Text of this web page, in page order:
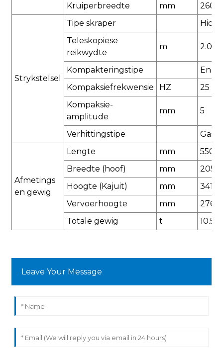
Kruiperbreedte
mm 260
Strykstelsel
Tipe skraper
Teleskopiese
reikwydte
m 2.0～
Kompakteringstipe
Kompaksiefrekwensie
HZ
25
Kompaksie-
amplitude
mm 5
Verhittingstipe
Afmetings
en gewig
Lengte mm
5500
Breedte (hoof)
mm
2050
Hoogte (Kajuit)
mm
3415
Vervoerhoogte
mm
2765
Totale gewig
t 10.5
Leave Your Message